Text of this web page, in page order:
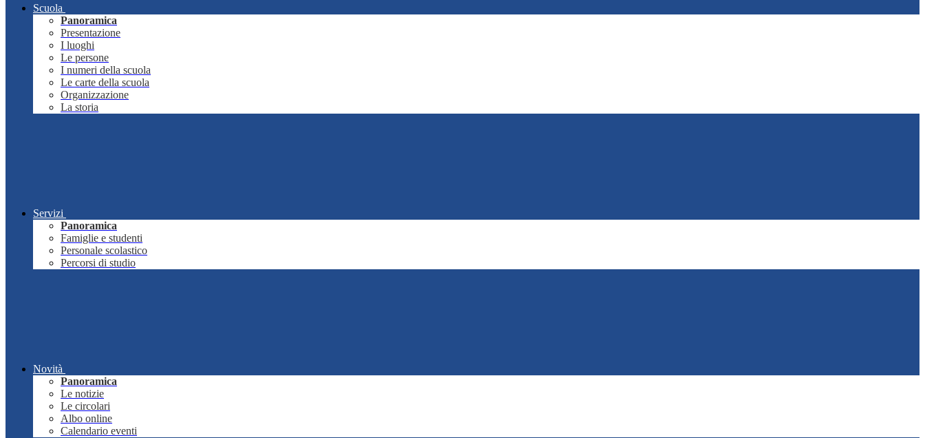
Scuola
Panoramica
Presentazione
I luoghi
Le persone
I numeri della scuola
Le carte della scuola
Organizzazione
La storia
Servizi
Panoramica
Famiglie e studenti
Personale scolastico
Percorsi di studio
Novità
Panoramica
Le notizie
Le circolari
Albo online
Calendario eventi